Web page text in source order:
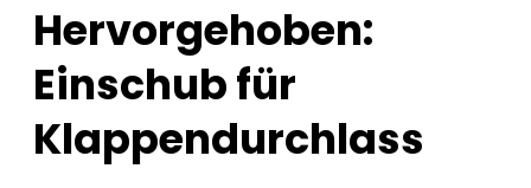
Hervorgehoben:
Einschub für
Klappendurchlass